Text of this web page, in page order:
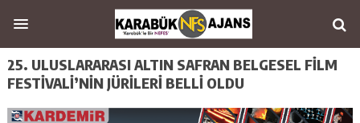
25. ULUSLARARASI ALTIN SAFRAN BELGESEL FİLM
FESTİVALİ’NİN JÜRİLERİ BELLİ OLDU